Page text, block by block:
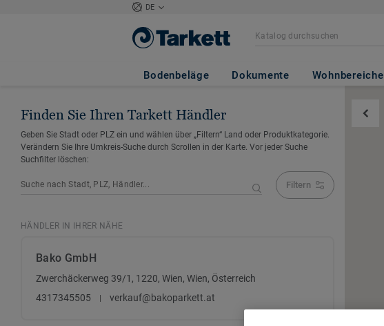
DE
Bodenbeläge Dokumente Wohnbereiche
Finden Sie Ihren Tarkett Händler
Geben Sie Stadt oder PLZ ein und wählen über „Filtern“ Land oder Produktkategorie.
Verändern Sie Ihre Umkreis-Suche durch Scrollen in der Karte. Vor jeder Suche
Suchfilter löschen:
Filtern
HÄNDLER IN IHRER NÄHE
Bako GmbH
Zwerchäckerweg 39/1, 1220, Wien, Wien, Österreich
4317345505
verkauf@bakoparkett.at